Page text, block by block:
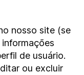
nosso site (se
de usuário.
ou excluir